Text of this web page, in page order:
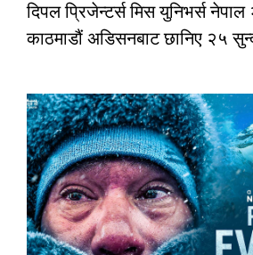
दिपल प्रिजेन्टर्स मिस युनिभर्स
काठमाडौं अडिसनबाट छानिए २५